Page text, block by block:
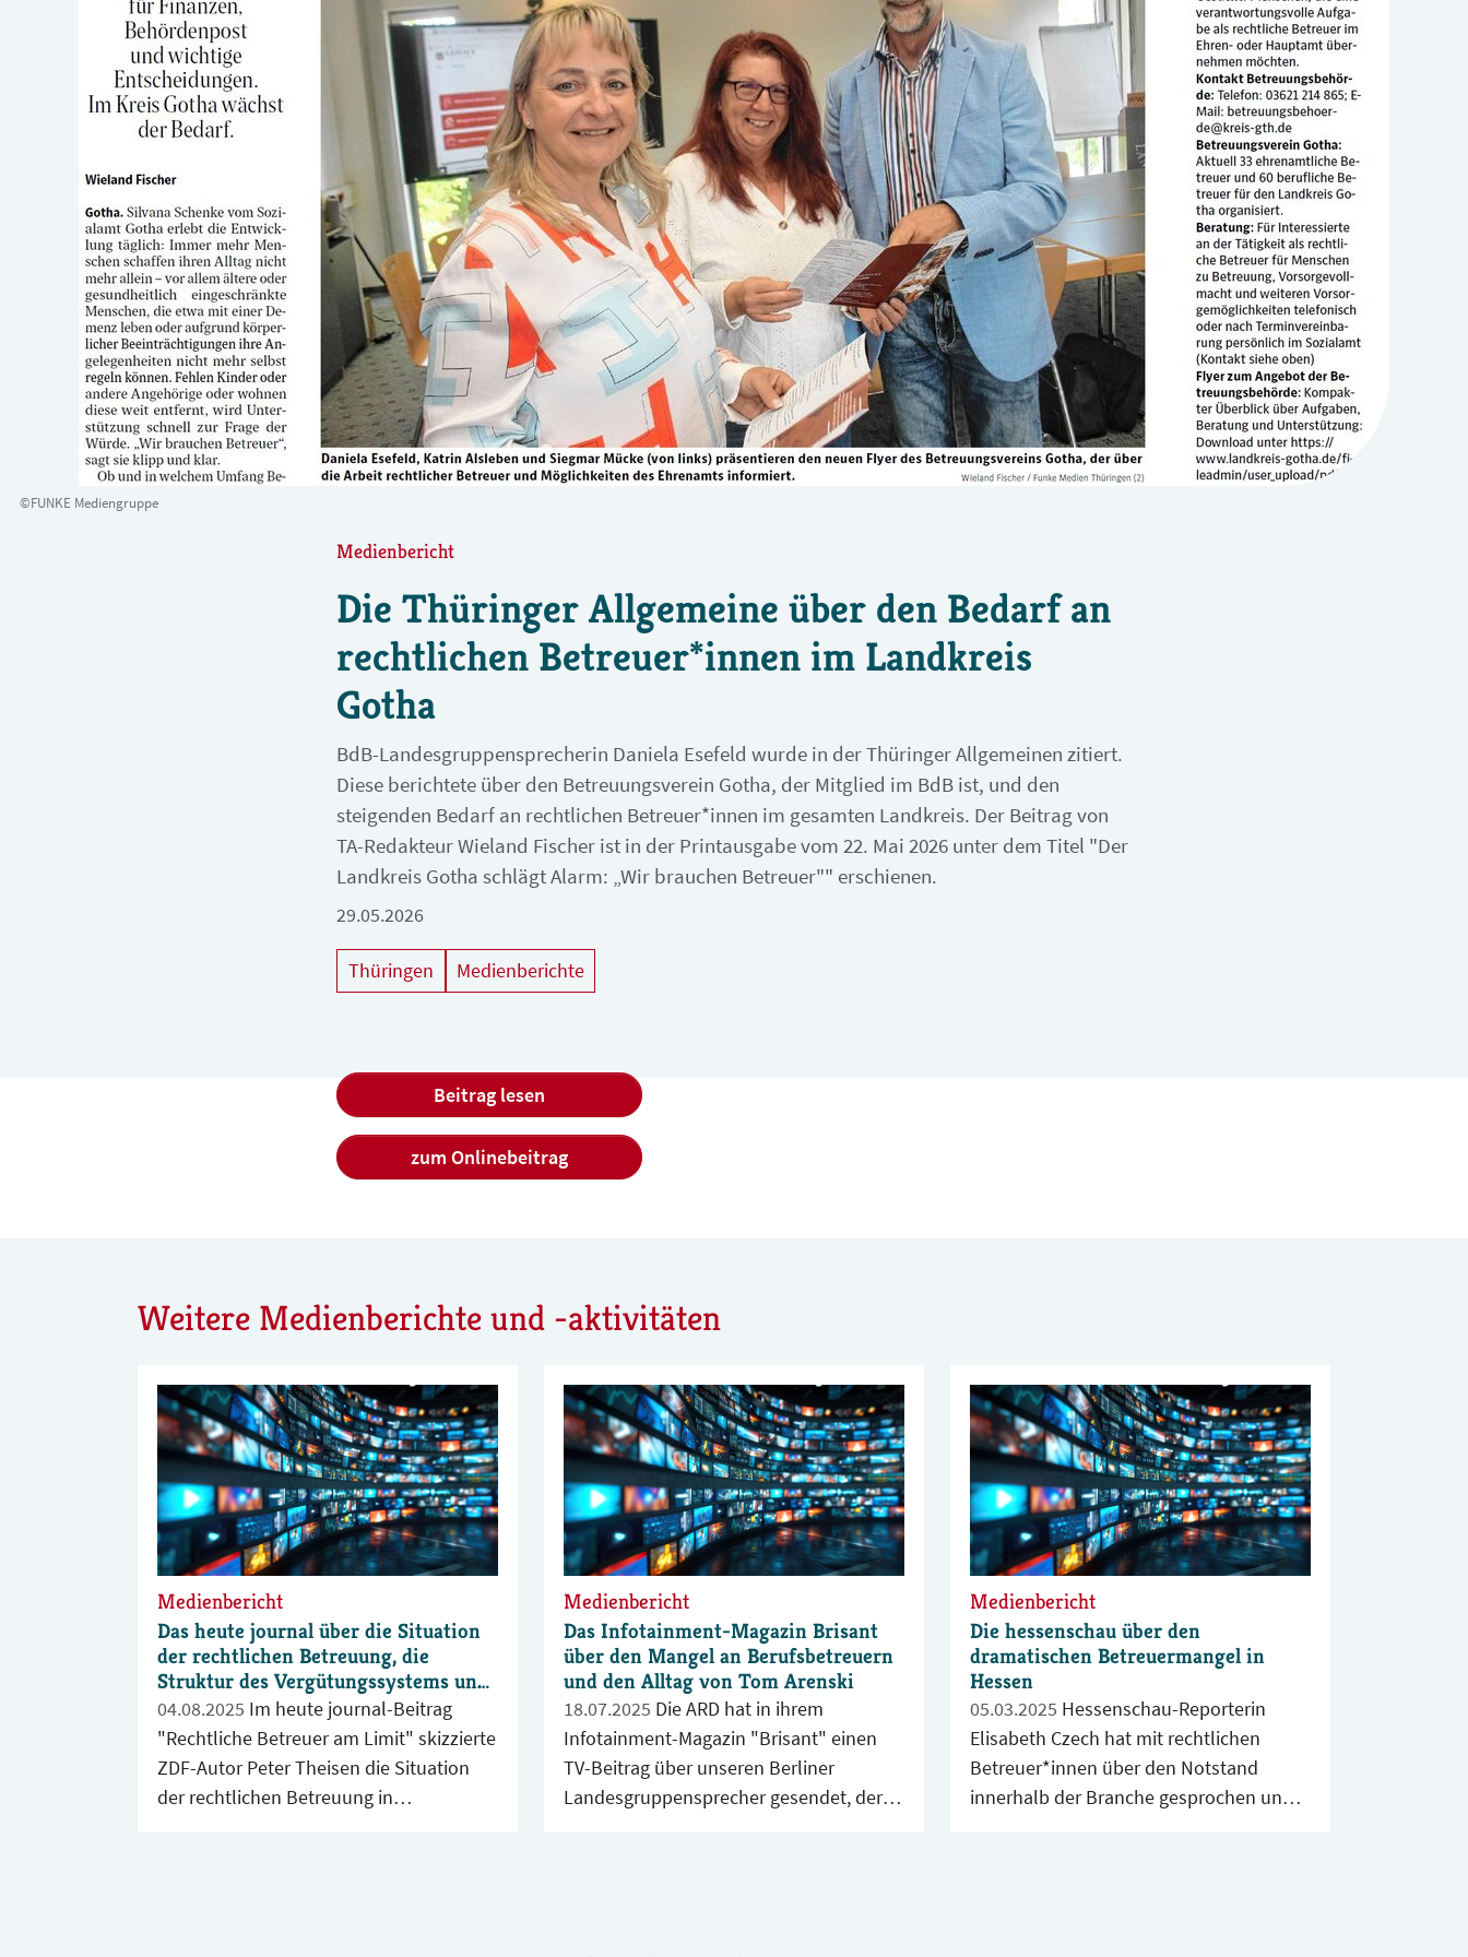
©FUNKE Mediengruppe
Medienbericht
Die Thüringer Allgemeine über den Bedarf an
rechtlichen Betreuer*innen im Landkreis
Gotha
BdB-Landesgruppensprecherin Daniela Esefeld wurde in der Thüringer Allgemeinen zitiert.
Diese berichtete über den Betreuungsverein Gotha, der Mitglied im BdB ist, und den
steigenden Bedarf an rechtlichen Betreuer*innen im gesamten Landkreis. Der Beitrag von
TA-Redakteur Wieland Fischer ist in der Printausgabe vom 22. Mai 2026 unter dem Titel "Der
Landkreis Gotha schlägt Alarm: „Wir brauchen Betreuer"" erschienen.
29.05.2026
Thüringen Medienberichte
Beitrag lesen
zum Onlinebeitrag
Weitere Medienberichte und -aktivitäten
Medienbericht
Das heute journal über die Situation
der rechtlichen Betreuung, die
Struktur des Vergütungssystems und
die Nachwuchsprobleme
04.08.2025
"Rechtliche Betreuer am Limit" skizzierte
ZDF-Autor Peter Theisen die Situation
der rechtlichen Betreuung in
Medienbericht
Das Infotainment-Magazin Brisant
über den Mangel an Berufsbetreuern
und den Alltag von Tom Arenski
18.07.2025
Infotainment-Magazin "Brisant" einen
TV-Beitrag über unseren Berliner
Landesgruppensprecher gesendet, der
Medienbericht
Die hessenschau über den
dramatischen Betreuermangel in
Hessen
05.03.2025
Elisabeth Czech hat mit rechtlichen
Betreuer*innen über den Notstand
innerhalb der Branche gesprochen und